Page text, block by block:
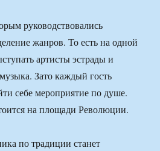
руководствовались
жанров. То есть на одной
артисты эстрады и
Зато каждый гость
себе мероприятие по душе.
на площади Революции.
по традиции станет